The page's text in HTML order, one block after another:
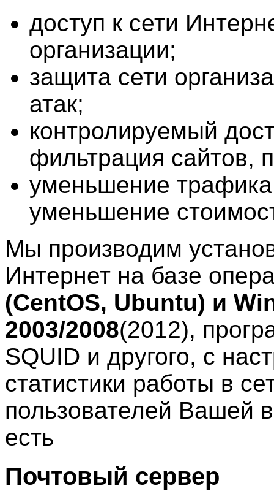
доступ к сети
организации;
защита сети
атак;
контролируемый
фильтрация сайтов,
уменьшение
уменьшение
Мы производим
Интернет на базе
(CentOS, Ubuntu) и
2003/2008(2012),
SQUID и другого, с
статистики работы в
пользователей Вашей
есть
Почтовый сервер